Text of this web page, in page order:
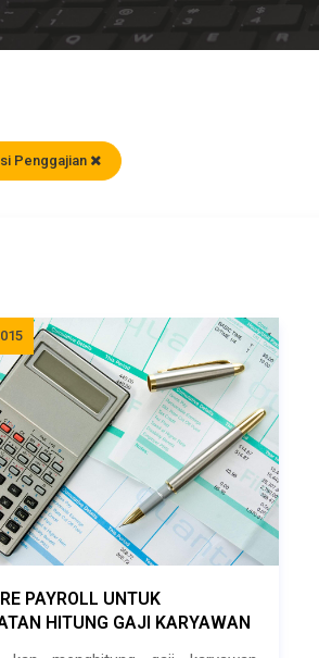
Penggajian
PAYROLL UNTUK
HITUNG GAJI KARYAWAN